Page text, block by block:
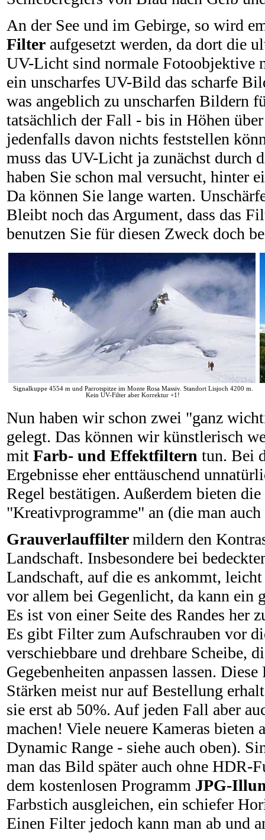
An der See und im Gebirge, so wird
Filter aufgesetzt werden, da dort die
UV-Licht sind normale Fotoobjektive
ein unscharfes UV-Bild das scharfe
was angeblich zu unscharfen Bildern
tatsächlich der Fall - bis in Höhen
jedenfalls davon nichts feststellen
muss das UV-Licht ja zunächst durch
haben Sie schon mal versucht, hinter
Da können Sie lange warten.
Bleibt noch das Argument, dass das
benutzen Sie für diesen Zweck doch
Signalkuppe 4554 m und Parrotspitze im Monte Rosa Massiv. Standort Lisjoch 4200 m.
Kein UV-Filter aber Korrektur +1!
Nun haben wir schon zwei "ganz
gelegt. Das können wir künstlerisch
mit Farb- und Effektfiltern tun. Bei
Ergebnisse eher enttäuschend
Regel bestätigen. Außerdem bieten
"Kreativprogramme" an (die man
Grauverlauffiltermildern den
Landschaft. Insbesondere bei
Landschaft, auf die es ankommt,
vor allem bei Gegenlicht, da kann ein
Es ist von einer Seite des Randes her
Es gibt Filter zum Aufschrauben vor
verschiebbare und drehbare Scheibe,
Gegebenheiten anpassen lassen.
Stärken meist nur auf Bestellung
sie erst ab 50%. Auf jeden Fall aber
machen! Viele neuere Kameras bieten
Dynamic Range - siehe auch oben).
man das Bild später auch ohne HDR-
dem kostenlosen Programm JPG-
Farbstich ausgleichen, ein schiefer
Einen Filter jedoch kann man ab und